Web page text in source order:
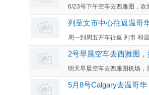
6/23号下午空车去西雅图，欢
列至文市中心往返温哥
周一到周五开车往返 列市 和
2号早晨空车去西雅图
明天早晨空车去西雅图机场，
5月8号Calgary去温哥华